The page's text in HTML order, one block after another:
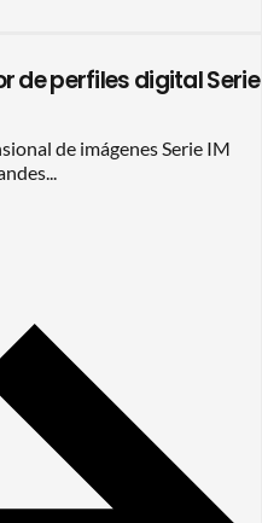
de perfiles digital Serie
de imágenes Serie IM